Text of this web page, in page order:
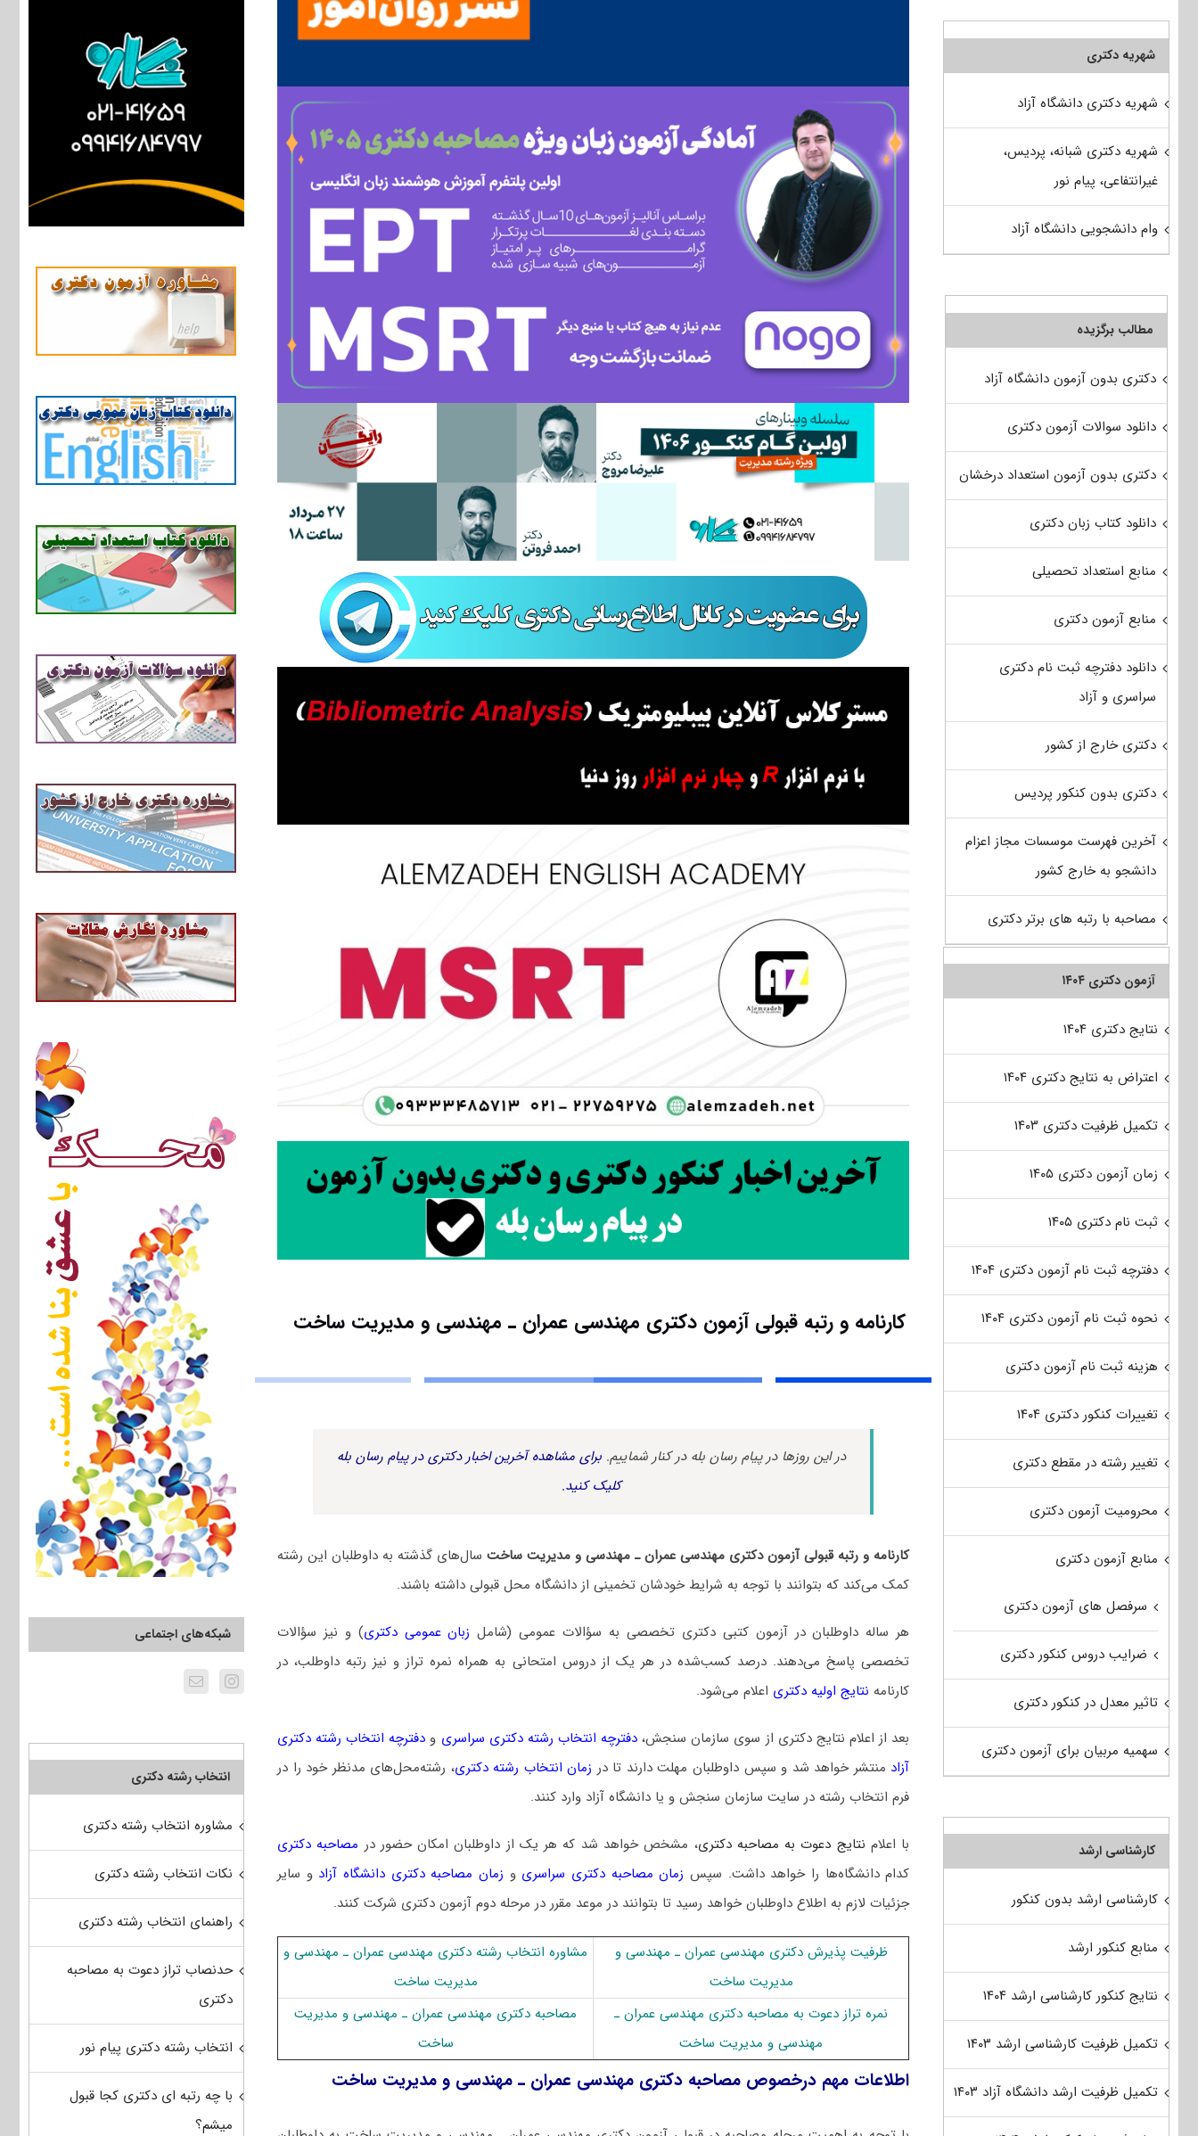
کارنامه و رتبه قبولی آزمون دکتری ﻣﻬﻨﺪسی ﻋﻤﺮان ـ مهندسی و مدیریت ﺳﺎﺧﺖ
در این روزها در پیام رسان بله در کنار شماییم. برای مشاهده آخرین اخبار دکتری در پیام رسان بله
کلیک کنید.
کارنامه و رتبه قبولی آزمون دکتری ﻣﻬﻨﺪسی ﻋﻤﺮان ـ مهندسی و مدیریت ﺳﺎﺧﺖسال‌های گذشته به داوطلبان این رشته
کمک می‌کند که بتوانند با توجه به شرایط خودشان تخمینی از دانشگاه محل قبولی داشته باشند.
هر ساله داوطلبان در آزمون کتبی دکتری تخصصی به سؤالات عمومی (شامل زبان عمومی دکتری) و نیز سؤالات
تخصصی پاسخ می‌دهند. درصد کسب‌شده در هر یک از دروس امتحانی به همراه نمره تراز و نیز رتبه داوطلب، در
کارنامه نتایج اولیه دکتری اعلام می‌شود.
بعد از اعلام نتایج دکتری از سوی سازمان سنجش، دفترچه انتخاب رشته دکتری سراسری و دفترچه انتخاب رشته دکتری
آزاد منتشر خواهد شد و سپس داوطلبان مهلت دارند تا در زمان انتخاب رشته دکتری، رشته‌محل‌های مدنظر خود را در
فرم انتخاب رشته در سایت سازمان سنجش و یا دانشگاه آزاد وارد کنند.
با اعلام نتایج دعوت به مصاحبه دکتری، مشخص خواهد شد که هر یک از داوطلبان امکان حضور در مصاحبه دکتری
کدام دانشگاه‌ها را خواهد داشت. سپس زمان مصاحبه دکتری سراسری و زمان مصاحبه دکتری دانشگاه آزاد و سایر
جزئیات لازم به اطلاع داوطلبان خواهد رسید تا بتوانند در موعد مقرر در مرحله دوم آزمون دکتری شرکت کنند.
ظرفیت پذیرش دکتری ﻣﻬﻨﺪسی ﻋﻤﺮان ـ مهندسی و
مدیریت ﺳﺎﺧﺖ
مشاوره انتخاب رشته دکتری ﻣﻬﻨﺪسی ﻋﻤﺮان ـ مهندسی و
مدیریت ﺳﺎﺧﺖ
نمره تراز دعوت به مصاحبه دکتری ﻣﻬﻨﺪسی ﻋﻤﺮان ـ
مهندسی و مدیریت ﺳﺎﺧﺖ
مصاحبه دکتری ﻣﻬﻨﺪسی ﻋﻤﺮان ـ مهندسی و مدیریت
ﺳﺎﺧﺖ
اطلاعات مهم درخصوص مصاحبه دکتری ﻣﻬﻨﺪسی ﻋﻤﺮان ـ مهندسی و مدیریت ﺳﺎﺧﺖ
شبکه‌های اجتماعی
انتخاب رشته دکتری
مشاوره انتخاب رشته دکتری
نکات انتخاب رشته دکتری
راهنمای انتخاب رشته دکتری
حدنصاب تراز دعوت به مصاحبه
دکتری
انتخاب رشته دکتری پیام نور
با چه رتبه ای دکتری کجا قبول
میشم؟
شهریه دکتری
شهریه دکتری دانشگاه آزاد
شهریه دکتری شبانه، پردیس،
غیرانتفاعی، پیام نور
وام دانشجویی دانشگاه آزاد
مطالب برگزیده
دکتری بدون آزمون دانشگاه آزاد
دانلود سوالات آزمون دکتری
دکتری بدون آزمون استعداد درخشان
دانلود کتاب زبان دکتری
منابع استعداد تحصیلی
منابع آزمون دکتری
دانلود دفترچه ثبت نام دکتری
سراسری و آزاد
دکتری خارج از کشور
دکتری بدون کنکور پردیس
آخرین فهرست موسسات مجاز اعزام
دانشجو به خارج کشور
مصاحبه با رتبه های برتر دکتری
آزمون دکتری ۱۴۰۴
نتایج دکتری ۱۴۰۴
اعتراض به نتایج دکتری ۱۴۰۴
تکمیل ظرفیت دکتری ۱۴۰۳
زمان آزمون دکتری ۱۴۰۵
ثبت نام دکتری ۱۴۰۵
دفترچه ثبت نام آزمون دکتری ۱۴۰۴
نحوه ثبت نام آزمون دکتری ۱۴۰۴
هزینه ثبت نام آزمون دکتری
تغییرات کنکور دکتری ۱۴۰۴
تغییر رشته در مقطع دکتری
محرومیت آزمون دکتری
منابع آزمون دکتری
سرفصل های آزمون دکتری
ضرایب دروس کنکور دکتری
تاثیر معدل در کنکور دکتری
سهمیه مربیان برای آزمون دکتری
کارشناسی ارشد
کارشناسی ارشد بدون کنکور
منابع کنکور ارشد
نتایج کنکور کارشناسی ارشد ۱۴۰۴
تکمیل ظرفیت کارشناسی ارشد ۱۴۰۳
تکمیل ظرفیت ارشد دانشگاه آزاد ۱۴۰۳